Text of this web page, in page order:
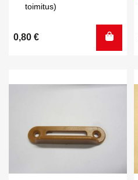
toimitus)
0,80 €